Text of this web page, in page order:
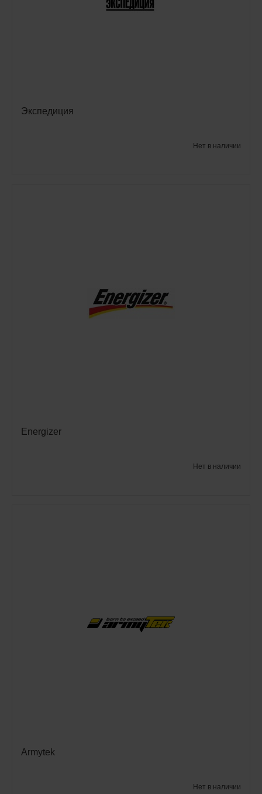
Экспедиция
Нет в наличии
Energizer
Нет в наличии
Armytek
Нет в наличии